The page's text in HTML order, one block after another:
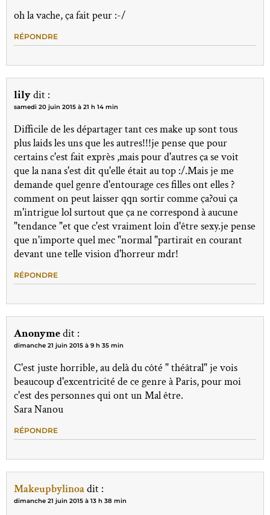
oh la vache, ça fait peur :-/
RÉPONDRE
lilydit :
samedi 20 juin 2015 à 21 h 14 min
Difficile de les départager tant ces make up sont tous
plus laids les uns que les autres!!!je pense que pour
certains c'est fait exprès ,mais pour d'autres ça se voit
que la nana s'est dit qu'elle était au top :/.Mais je me
demande quel genre d'entourage ces filles ont elles ?
comment on peut laisser qqn sortir comme ça?oui ça
m'intrigue lol surtout que ça ne correspond à aucune
"tendance "et que c'est vraiment loin d'être sexy.je pense
que n'importe quel mec "normal "partirait en courant
devant une telle vision d'horreur mdr!
RÉPONDRE
Anonymedit :
dimanche 21 juin 2015 à 9 h 35 min
C'est juste horrible, au delà du côté " théâtral" je vois
beaucoup d'excentricité de ce genre à Paris, pour moi
c'est des personnes qui ont un Mal être.
Sara Nanou
RÉPONDRE
Makeupbylinoadit :
dimanche 21 juin 2015 à 13 h 38 min